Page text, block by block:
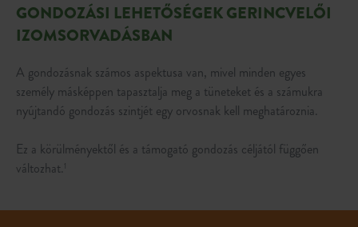
GONDOZÁSI LEHETŐSÉGEKGERINCVELŐI
IZOMSORVADÁSBAN
A gondozásnak számos aspektusa van, mivel minden egyes
személy másképpen tapasztalja meg a tüneteket és a számukra
nyújtandó gondozás szintjét egy orvosnak kell meghatároznia.
Ez a körülményektől és a támogató gondozás céljától függően
változhat. 1